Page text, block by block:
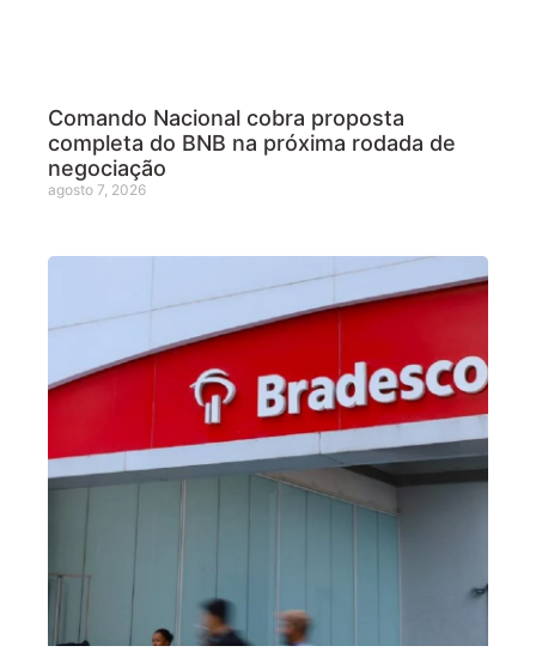
Comando Nacional cobra proposta
completa do BNB na próxima rodada de
negociação
agosto 7, 2026